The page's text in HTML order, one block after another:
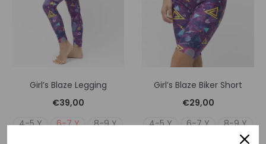
Girl’s Blaze Legging
€39,00
4-5 Y
6-7 Y
8-9 Y
Girl’s Blaze Biker Short
€29,00
4-5 Y
6-7 Y
8-9 Y